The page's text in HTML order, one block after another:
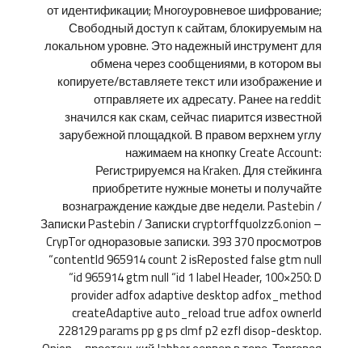
от идентификации; Многоуровневое шифрование;
Свободный доступ к сайтам, блокируемым на
локальном уровне. Это надежный инструмент для
обмена через сообщениями, в котором вы
копируете/вставляете текст или изображение и
отправляете их адресату. Ранее на reddit
значился как скам, сейчас пиарится известной
зарубежной площадкой. В правом верхнем углу
нажимаем на кнопку Create Account:
Регистрируемся на Kraken. Для стейкинга
приобретите нужные монеты и получайте
вознаграждение каждые две недели. Pastebin /
Записки Pastebin / Записки cryptorffquolzz6.onion –
CrypTor одноразовые записки. 393 370 просмотров
“contentId 965914 count 2 isReposted false gtm null
“id 965914 gtm null “id 1 label Header, 100×250: D
provider adfox adaptive desktop adfox_method
createAdaptive auto_reload true adfox ownerId
228129 params pp g ps clmf p2 ezfl disop-desktop.